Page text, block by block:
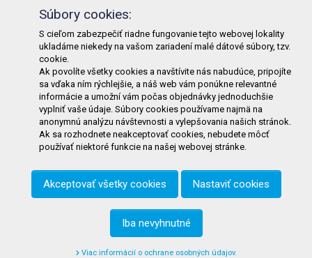
O spoločnosti
Kontakt
Odstúpenie od zmluvy online
KONTAKT
TURON GASTRO s.r.o.
Starohorského 4328/3
031 01 Liptovský Mikuláš
Slovenská republika
Telefón:+421 911 585 730
objednavky@tgastro.sk
© 2021tgastro.sk- developed bycreative solution
Súbory cookies:
S cieľom zabezpečiť riadne fungovanie tejto webovej lokality
ukladáme niekedy na vašom zariadení malé dátové súbory, tzv.
cookie.
Ak povolíte všetky cookies a navštívite nás nabudúce, pripojíte
sa vďaka ním rýchlejšie, a náš web vám ponúkne relevantné
informácie a umožní vám počas objednávky jednoduchšie
vyplniť vaše údaje. Súbory cookies používame najmä na
anonymnú analýzu návštevnosti a vylepšovania našich stránok.
Ak sa rozhodnete neakceptovať cookies, nebudete môcť
používať niektoré funkcie na našej webovej stránke.
Akceptovať všetky cookies Nastaviť cookies
Iba nevyhnutné
Viac informácií o ochrane osobných údajov.